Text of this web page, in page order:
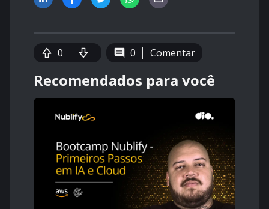
0 0 Comentar
Recomendados para você